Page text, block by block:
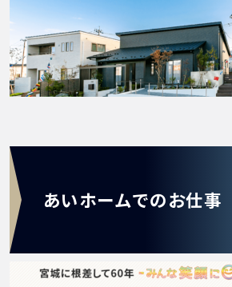
あいホームでのお仕事